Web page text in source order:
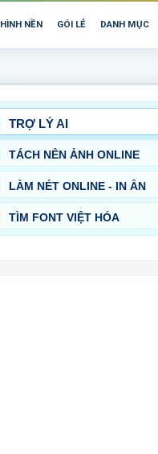
HÌNH NỀN GÓI LẺ DANH MỤC
TRỢ LÝ AI
TÁCH NỀN ẢNH ONLINE
LÀM NÉT ONLINE - IN ẤN
TÌM FONT VIỆT HÓA